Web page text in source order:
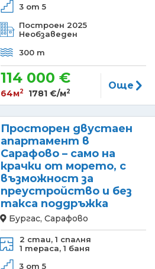
3 от 5
Построен 2025
Необзаведен
300 m
114 000 €
64м2 1781 €/м2
Още
Просторен двустаен
апартамент в
Сарафово – само на
крачки от морето, с
възможност за
преустройство и без
такса поддръжка
Бургас, Сарафово
2 стаи, 1 спалня
1 тераса, 1 баня
3 от 5